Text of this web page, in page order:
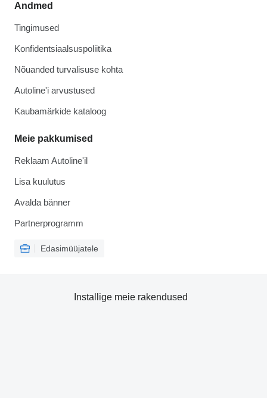
Andmed
Tingimused
Konfidentsiaalsuspoliitika
Nõuanded turvalisuse kohta
Autoline'i arvustused
Kaubamärkide kataloog
Meie pakkumised
Reklaam Autoline'il
Lisa kuulutus
Avalda bänner
Partnerprogramm
Edasimüüjatele
Installige meie rakendused